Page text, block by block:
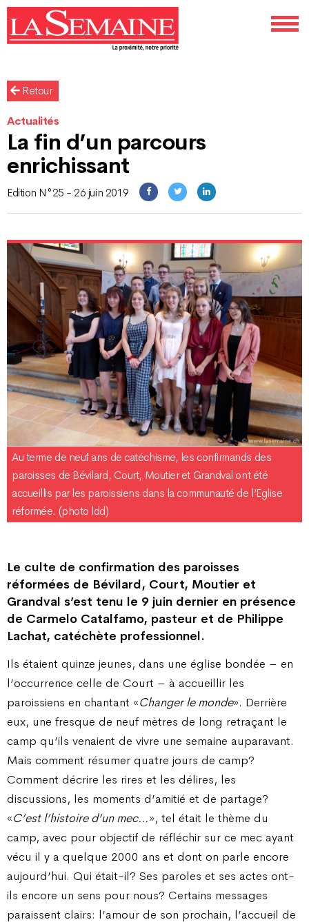
Retour
Actualités
La fin d’un parcours
enrichissant
Edition N°25 - 26 juin 2019
Au terme de neuf ans de catéchisme, les confirmands des
paroisses de Bévilard, Court, Moutier et Grandval ont été
accueillis par les paroissiens dans la communauté de l’Eglise
réformée. (photo ldd)
Le culte de confirmation des paroisses
réformées de Bévilard, Court, Moutier et
Grandval s’est tenu le 9 juin dernier en présence
de Carmelo Catalfamo, pasteur et de Philippe
Lachat, catéchète professionnel.
Ils étaient quinze jeunes, dans une église bondée – en
l’occurrence celle de Court – à accueillir les
paroissiens en chantant «Changer le monde». Derrière
eux, une fresque de neuf mètres de long retraçant le
camp qu’ils venaient de vivre une semaine auparavant.
Mais comment résumer quatre jours de camp?
Comment décrire les rires et les délires, les
discussions, les moments d’amitié et de partage?
«C’est l’histoire d’un mec…», tel était le thème du
camp, avec pour objectif de réfléchir sur ce mec ayant
vécu il y a quelque 2000 ans et dont on parle encore
aujourd’hui. Qui était-il? Ses paroles et ses actes ont-
ils encore un sens pour nous? Certains messages
paraissent clairs: l’amour de son prochain, l’accueil de